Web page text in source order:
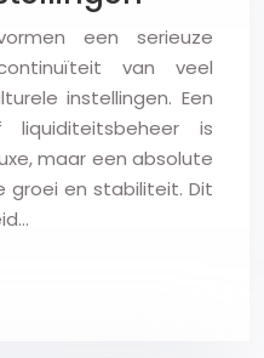
een serieuze
van veel
instellingen. Een
is
maar een absolute
groei en stabiliteit. Dit